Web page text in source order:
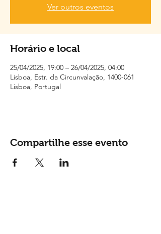
Ver outros eventos
Horário e local
25/04/2025, 19:00 – 26/04/2025, 04:00
Lisboa, Estr. da Circunvalação, 1400-061
Lisboa, Portugal
Compartilhe esse evento